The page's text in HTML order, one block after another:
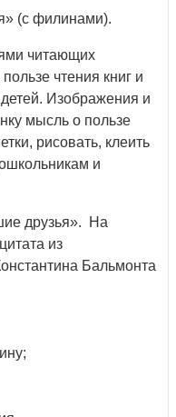
(с филинами).
читающих
чтения книг и
Изображения и
мысль о пользе
рисовать, клеить
и
друзья». На
из
Бальмонта